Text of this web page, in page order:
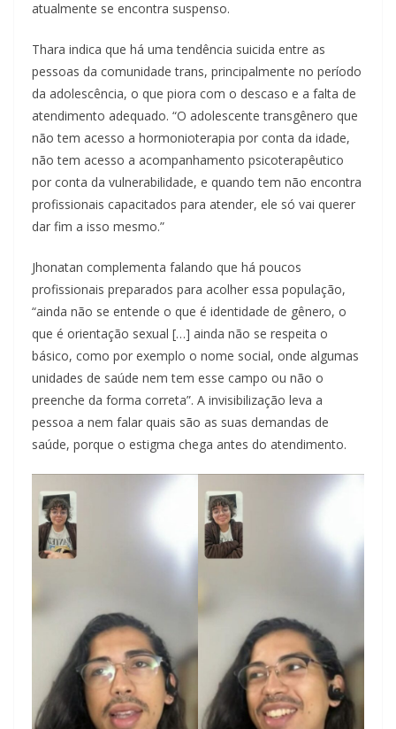
atualmente se encontra suspenso.
Thara indica que há uma tendência suicida entre as
pessoas da comunidade trans, principalmente no período
da adolescência, o que piora com o descaso e a falta de
atendimento adequado. “O adolescente transgênero que
não tem acesso a hormonioterapia por conta da idade,
não tem acesso a acompanhamento psicoterapêutico
por conta da vulnerabilidade, e quando tem não encontra
profissionais capacitados para atender, ele só vai querer
dar fim a isso mesmo.”
Jhonatan complementa falando que há poucos
profissionais preparados para acolher essa população,
“ainda não se entende o que é identidade de gênero, o
que é orientação sexual […] ainda não se respeita o
básico, como por exemplo o nome social, onde algumas
unidades de saúde nem tem esse campo ou não o
preenche da forma correta”. A invisibilização leva a
pessoa a nem falar quais são as suas demandas de
saúde, porque o estigma chega antes do atendimento.